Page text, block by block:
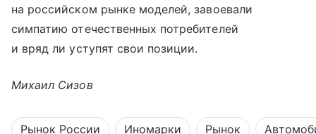
на российском рынке моделей, завоевали
симпатию отечественных потребителей
и вряд ли уступят свои позиции.
Михаил Сизов
Рынок России Иномарки Рынок